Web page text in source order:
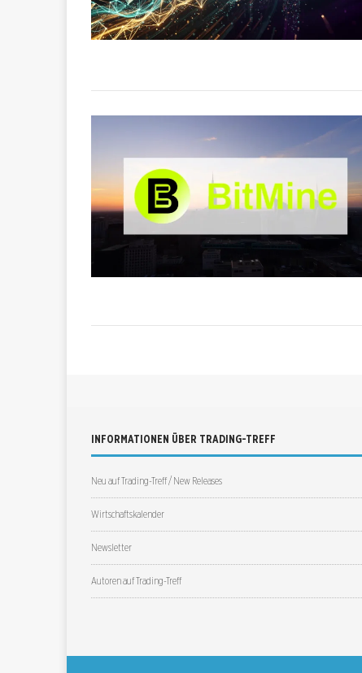
INFORMATIONEN ÜBER TRADING-TREFF
Neu auf Trading-Treff / New Releases
Wirtschaftskalender
Newsletter
Autoren auf Trading-Treff